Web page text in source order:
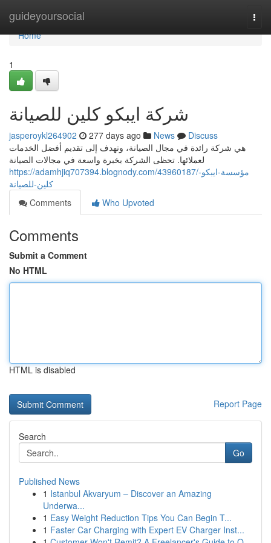
guideyoursocial
Home
Home
1
شركة ايبكو كلين للصيانة
jasperoykl264902 277 days ago News
Discuss
هي شركة رائدة في مجال الصيانة، وتهدف إلى تقديم أفضل الخدمات
لعملائها. تحظى الشركة بخبرة واسعة في مجالات الصيانة
https://adamhjiq707394.blognody.com/43960187/مؤسسة-ايبكو-
كلين-للصيانة
Comments
Who Upvoted
Comments
Submit a Comment
No HTML
HTML is disabled
Report Page
Search
Go
Published News
1 Istanbul Akvaryum – Discover an Amazing
Underwa...
1 Easy Weight Reduction Tips You Can Begin T...
1 Faster Car Charging with Expert EV Charger Inst...